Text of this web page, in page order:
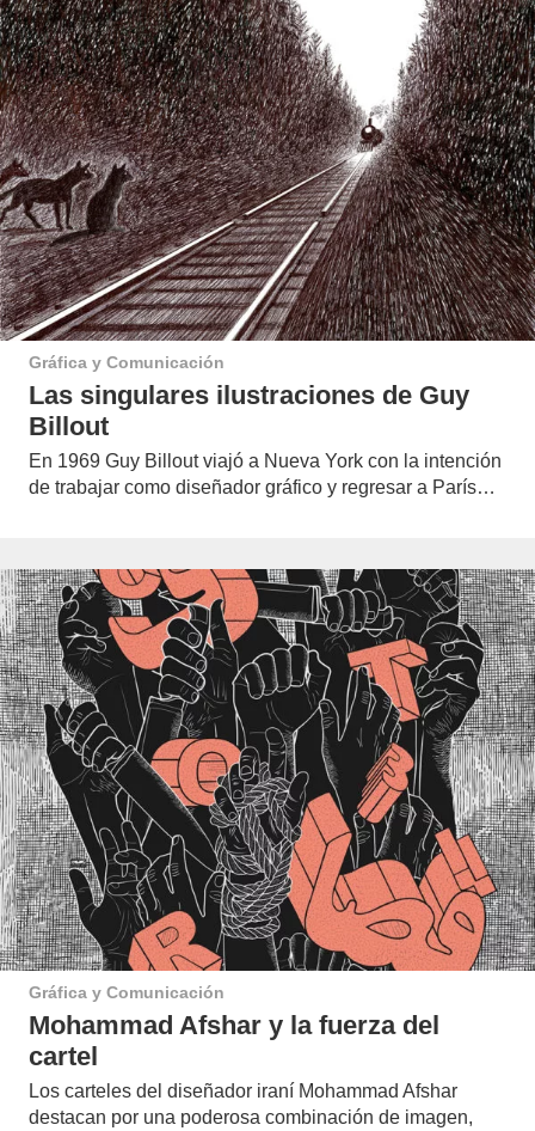
Gráfica y Comunicación
Las singulares ilustraciones de Guy
Billout
En 1969 Guy Billout viajó a Nueva York con la intención
de trabajar como diseñador gráfico y regresar a París…
Gráfica y Comunicación
Mohammad Afshar y la fuerza del
cartel
Los carteles del diseñador iraní Mohammad Afshar
destacan por una poderosa combinación de imagen,